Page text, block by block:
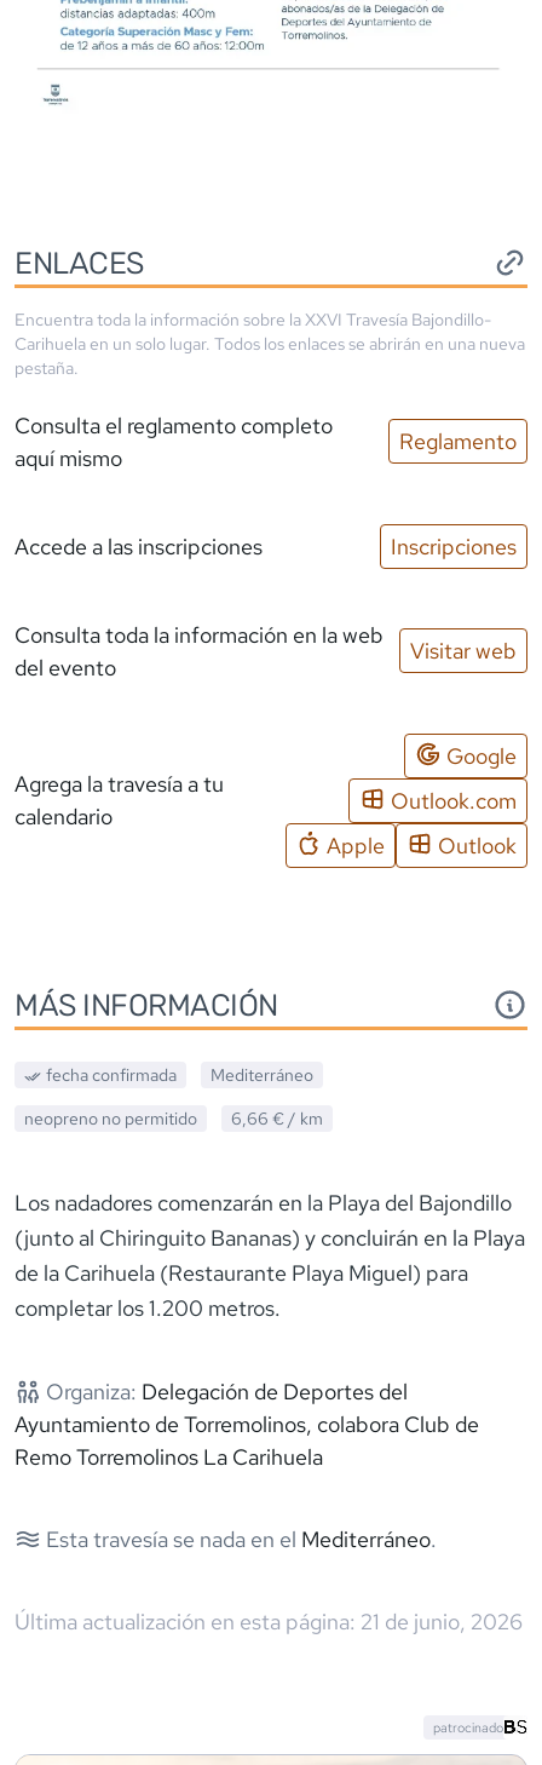
ENLACES
Encuentra toda la información sobre laXXVI Travesía Bajondillo-
Carihuela en un solo lugar. Todos los enlaces se abrirán en una nueva
pestaña.
Consulta el reglamento completo
aquí mismo
Reglamento
Accede a las inscripciones Inscripciones
Consulta toda la información en la web
del evento
Visitar web
Agrega la travesía a tu
calendario
Google
Outlook.com
Apple
Outlook
MÁS INFORMACIÓN
fecha confirmada
Mediterráneo
neopreno no permitido 6,66 € / km
Los nadadores comenzarán en la Playa del Bajondillo
(junto al Chiringuito Bananas) y concluirán en la Playa
de la Carihuela (Restaurante Playa Miguel) para
completar los 1.200 metros.
Organiza: Delegación de Deportes del
Ayuntamiento de Torremolinos, colabora Club de
Remo Torremolinos La Carihuela
Esta travesía se nada en el Mediterráneo.
Última actualización en esta página: 21 de junio, 2026
patrocinado